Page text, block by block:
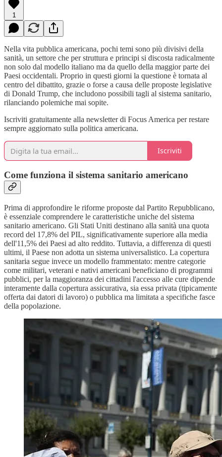
1
Nella vita pubblica americana, pochi temi sono più divisivi della
sanità, un settore che per struttura e principi si discosta radicalmente
non solo dal modello italiano ma da quello della maggior parte dei
Paesi occidentali. Proprio in questi giorni la questione è tornata al
centro del dibattito, grazie o forse a causa delle proposte legislative
di Donald Trump, che includono possibili tagli al sistema sanitario,
rilanciando polemiche mai sopite.
Iscriviti gratuitamente alla newsletter di Focus America per restare
sempre aggiornato sulla politica americana.
Iscriviti
Come funziona il sistema sanitario americano
Prima di approfondire le riforme proposte dal Partito Repubblicano,
è essenziale comprendere le caratteristiche uniche del sistema
sanitario americano. Gli Stati Uniti destinano alla sanità una quota
record del 17,8% del PIL, significativamente superiore alla media
dell'11,5% dei Paesi ad alto reddito. Tuttavia, a differenza di questi
ultimi, il Paese non adotta un sistema universalistico. La copertura
sanitaria segue invece un modello frammentato: mentre categorie
come militari, veterani e nativi americani beneficiano di programmi
pubblici, per la maggioranza dei cittadini l'accesso alle cure dipende
interamente dalla copertura assicurativa, sia essa privata (tipicamente
offerta dai datori di lavoro) o pubblica ma limitata a specifiche fasce
della popolazione.